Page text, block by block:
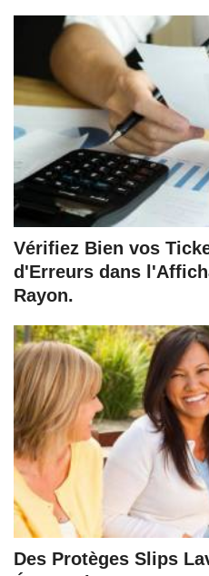
Vérifiez Bien vos
d'Erreurs dans
Rayon.
Des Protèges Slips